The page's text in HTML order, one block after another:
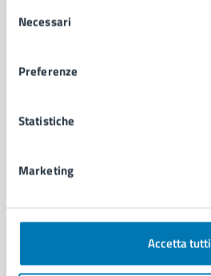
delNecessari
Preferenze
Statistiche
Marketing
Accetta tutti
Uffici
Personale amministrativo
Intranet, posta aziendale e protocollo
CATEGORIE DI SERVIZIO
Documenti e certificati